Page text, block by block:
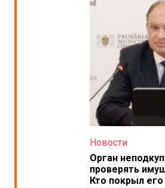
Новости
Орган
проверять
Кто покрыл